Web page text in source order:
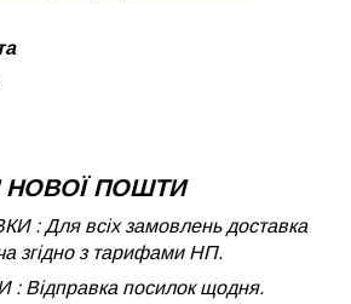
НОВОЇ ПОШТИ
: Для всіх замовлень доставка
згідно з тарифами НП.
Відправка посилок щодня.